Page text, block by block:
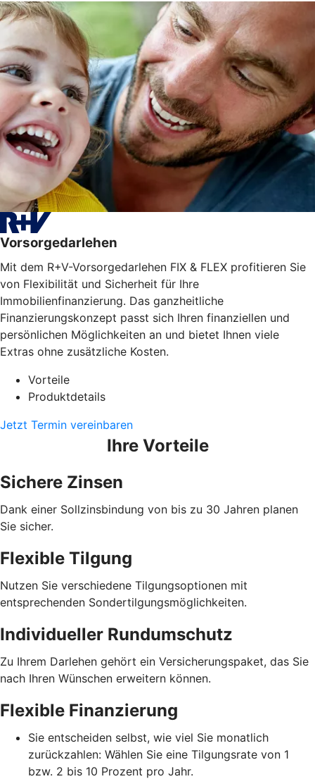
Vorsorgedarlehen
Mit dem R+V-Vorsorgedarlehen FIX & FLEX profitieren Sie
von Flexibilität und Sicherheit für Ihre
Immobilienfinanzierung. Das ganzheitliche
Finanzierungskonzept passt sich Ihren finanziellen und
persönlichen Möglichkeiten an und bietet Ihnen viele
Extras ohne zusätzliche Kosten.
Vorteile
Produktdetails
Jetzt Termin vereinbaren
Ihre Vorteile
Sichere Zinsen
Dank einer Sollzinsbindung von bis zu 30 Jahren planen
Sie sicher.
Flexible Tilgung
Nutzen Sie verschiedene Tilgungsoptionen mit
entsprechenden Sondertilgungsmöglichkeiten.
Individueller Rundumschutz
Zu Ihrem Darlehen gehört ein Versicherungspaket, das Sie
nach Ihren Wünschen erweitern können.
Flexible Finanzierung
Sie entscheiden selbst, wie viel Sie monatlich
zurückzahlen: Wählen Sie eine Tilgungsrate von 1
bzw. 2 bis 10 Prozent pro Jahr.